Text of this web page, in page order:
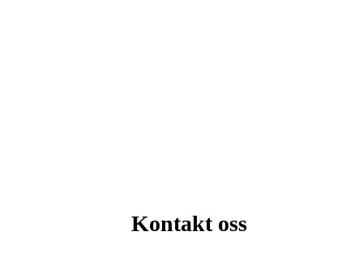
Kontakt oss